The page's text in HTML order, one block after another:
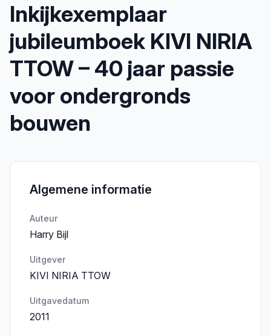
Inkijkexemplaar
jubileumboek KIVI NIRIA
TTOW – 40 jaar passie
voor ondergronds
bouwen
Algemene informatie
Auteur
Harry Bijl
Uitgever
KIVI NIRIA TTOW
Uitgavedatum
2011